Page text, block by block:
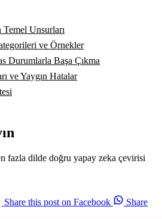
Unsurları
ve Örnekler
Durumlarla Başa Çıkma
ve Yaygın Hatalar
fazla dilde doğru yapay zeka çevirisi
Share this post on Facebook
Share